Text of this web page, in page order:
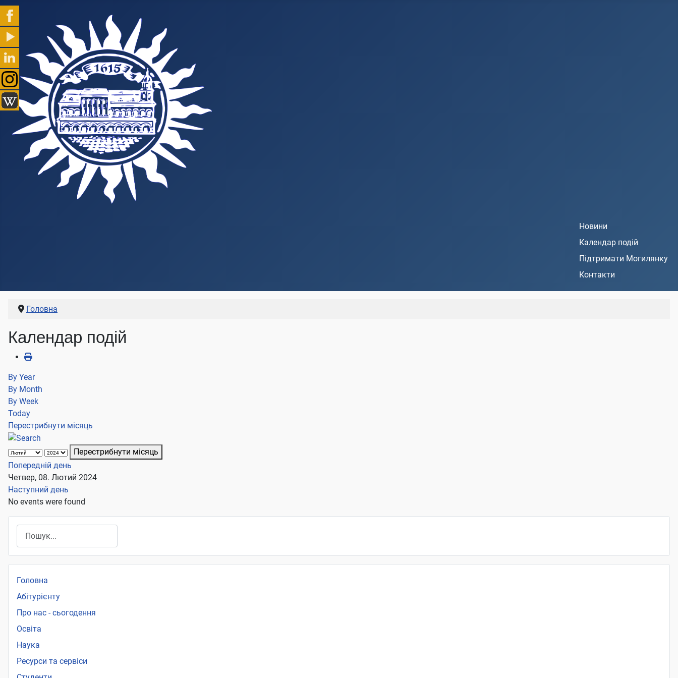
Новини
Календар подій
Підтримати Могилянку
Контакти
Головна
Календар подій
By Year
By Month
By Week
Today
Перестрибнути місяць
Перестрибнути місяць
Попередній день
Четвер, 08. Лютий 2024
Наступний день
No events were found
Головна
Абітурієнту
Про нас - сьогодення
Освіта
Наука
Ресурси та сервіси